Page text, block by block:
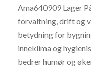
Ama640909 Lager
forvaltning, drift og
betydning for
inneklima og
bedrer humør og